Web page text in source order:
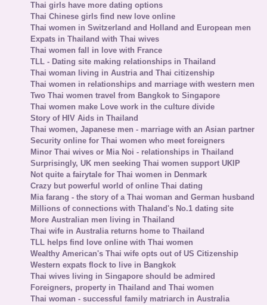
Thai girls have more dating options
Thai Chinese girls find new love online
Thai women in Switzerland and Holland and European men
Expats in Thailand with Thai wives
Thai women fall in love with France
TLL - Dating site making relationships in Thailand
Thai woman living in Austria and Thai citizenship
Thai women in relationships and marriage with western men
Two Thai women travel from Bangkok to Singapore
Thai women make Love work in the culture divide
Story of HIV Aids in Thailand
Thai women, Japanese men - marriage with an Asian partner
Security online for Thai women who meet foreigners
Minor Thai wives or Mia Noi - relationships in Thailand
Surprisingly, UK men seeking Thai women support UKIP
Not quite a fairytale for Thai women in Denmark
Crazy but powerful world of online Thai dating
Mia farang - the story of a Thai woman and German husband
Millions of connections with Thaland's No.1 dating site
More Australian men living in Thailand
Thai wife in Australia returns home to Thailand
TLL helps find love online with Thai women
Wealthy American's Thai wife opts out of US Citizenship
Western expats flock to live in Bangkok
Thai wives living in Singapore should be admired
Foreigners, property in Thailand and Thai women
Thai woman - successful family matriarch in Australia